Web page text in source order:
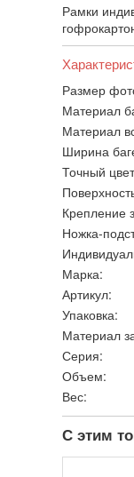
Рамки
Размер
Материал
Материал
Ширина
Точный
Крепление
Ножка-
Марка:
Артикул:
Упаковка:
Материал
Серия:
Объем:
Вес:
С этим